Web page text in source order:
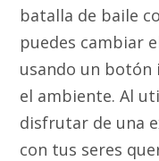
batalla de baile
puedes cambiar
usando un
el ambiente. Al
disfrutar de una
con tus seres